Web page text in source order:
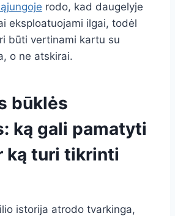
rodo, kad daugelyje
eksploatuojami ilgai, todėl
būti vertinami kartu su
o ne atskirai.
būklės
ką gali pamatyti
ką turi tikrinti
istorija atrodo tvarkinga,